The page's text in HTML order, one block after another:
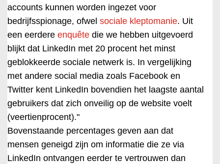
accounts kunnen worden ingezet voor
bedrijfsspionage, ofwel sociale kleptomanie. Uit
een eerdere enquête die we hebben uitgevoerd
blijkt dat LinkedIn met 20 procent het minst
geblokkeerde sociale netwerk is. In vergelijking
met andere social media zoals Facebook en
Twitter kent LinkedIn bovendien het laagste aantal
gebruikers dat zich onveilig op de website voelt
(veertienprocent)."
Bovenstaande percentages geven aan dat
mensen geneigd zijn om informatie die ze via
LinkedIn ontvangen eerder te vertrouwen dan